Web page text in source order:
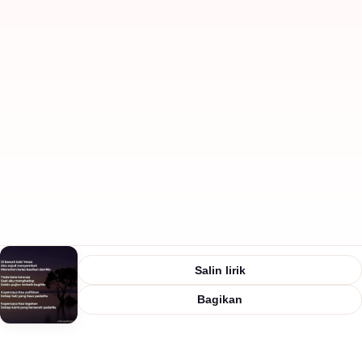
Salin lirik
Bagikan